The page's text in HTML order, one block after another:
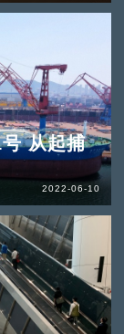
从起捕
2022-06-10